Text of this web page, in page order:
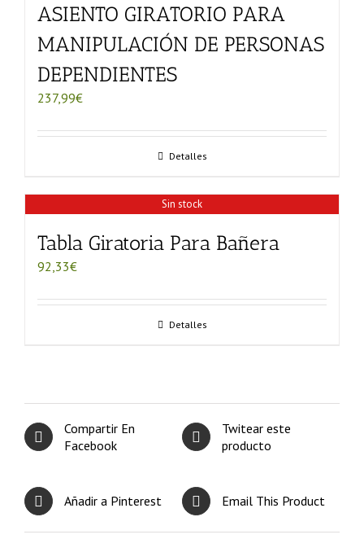
ASIENTO GIRATORIO PARA
MANIPULACIÓN DE PERSONAS
DEPENDIENTES
237,99€
Detalles
Sin stock
Tabla Giratoria Para Bañera
92,33€
Detalles
Compartir En
Facebook
Twitear este
producto
Añadir a Pinterest Email This Product